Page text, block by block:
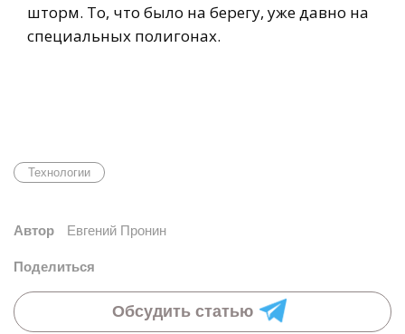
шторм. То, что было на берегу, уже давно на
специальных полигонах.
Технологии
Автор Евгений Пронин
Поделиться
Обсудить статью